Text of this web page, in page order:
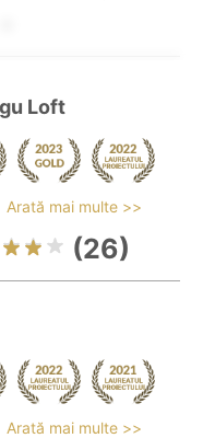
Loft
Arată mai multe >>
(26)
Arată mai multe >>